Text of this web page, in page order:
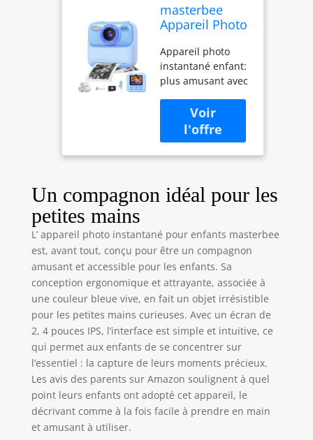
masterbee
Appareil Photo
Enfant, Cadeau
Filles/Garçons,
Appareil Photo
Numérique
Jouet Enfant,
Vidéo HD
1080P Appareil
Photo pour
Cadeaux
Enfant de 3 à
Appareil photo
instantané enfant:
plus amusant avec
instantanée, nos
appareils photo
enfants sont
équipés de 2
impression en
impression
matricielle, et 3
types d'impression
en profondeur de
couleur,
permettant aux
enfants de
découvrir
différents styles et
effets. Technologie
d'impression
thermique
avancée, sans
encre et sans BPA,
Un compagnon idéal pour les
petites mains
L’ appareil photo instantané pour enfants masterbee
est, avant tout, conçu pour être un compagnon
amusant et accessible pour les enfants. Sa
conception ergonomique et attrayante, associée à
une couleur bleue vive, en fait un objet irrésistible
pour les petites mains curieuses. Avec un écran de
2, 4 pouces IPS, l’interface est simple et intuitive, ce
qui permet aux enfants de se concentrer sur
l’essentiel : la capture de leurs moments précieux.
Les avis des parents sur Amazon soulignent à quel
point leurs enfants ont adopté cet appareil, le
décrivant comme à la fois facile à prendre en main
et amusant à utiliser.